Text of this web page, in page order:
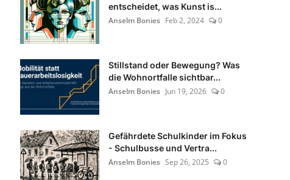
entscheidet, was Kunst is...
Anselm Bonies Feb 2, 2024 0
Stillstand oder Bewegung? Was
die Wohnortfalle sichtbar...
Anselm Bonies Jun 19, 2026 0
Gefährdete Schulkinder im Fokus
- Schulbusse und Vertra...
Anselm Bonies Sep 26, 2025 0